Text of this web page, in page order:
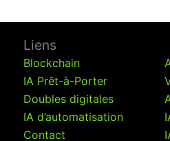
Liens
Blockchain
IA Prêt-à-Porter
Doubles digitales
IA d’automatisation
Contact